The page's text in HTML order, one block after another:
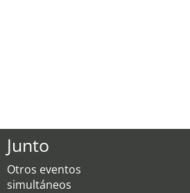
Junto
Otros eventos
simultáneos